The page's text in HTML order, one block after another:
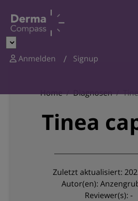
Anmelden Signup
Home Diagnosen
Tinea
Zuletzt aktualisiert:
Autor(en):
Reviewer(s): -